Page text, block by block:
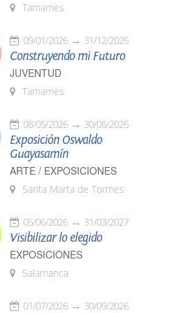
Tamames
09/01/2026 31/12/2026
Construyendo mi Futuro
JUVENTUD
Tamames
08/05/2026 30/08/2026
Exposición Oswaldo
Guayasamín
ARTE / EXPOSICIONES
Santa Marta de Tormes
05/06/2026 31/03/2027
Visibilizar lo elegido
EXPOSICIONES
Salamanca
01/07/2026 30/09/2026